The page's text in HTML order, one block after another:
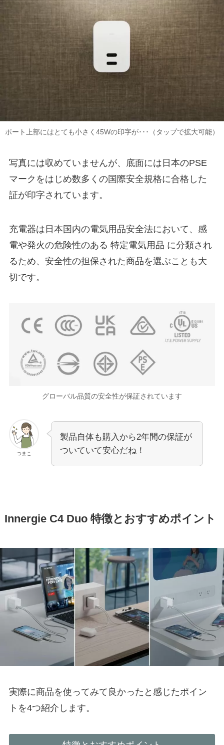
ポート上部にはとても小さく45Wの印字が･･･（タップで拡大可能）
写真には収めていませんが、底面には日本のPSE
マークをはじめ数多くの国際安全規格に合格した
証が印字されています。
充電器は日本国内の電気用品安全法において、感
電や発火の危険性のある 特定電気用品 に分類され
るため、安全性の担保された商品を選ぶことも大
切です。
グローバル品質の安全性が保証されています
つまこ
製品自体も購入から2年間の保証が
ついていて安心だね！
Innergie C4 Duo 特徴とおすすめポイント
実際に商品を使ってみて良かったと感じたポイン
トを4つ紹介します。